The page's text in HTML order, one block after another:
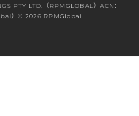
PTY LTD.（RPMGLOBAL）ACN：
）© 2026 RPMGlobal